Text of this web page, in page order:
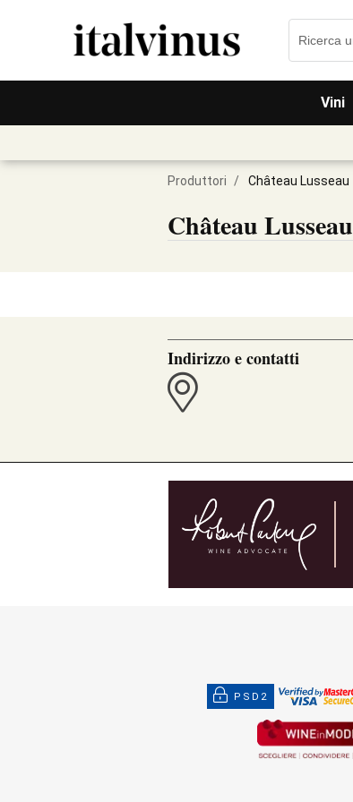
Vini
Produttori / Château Lusseau
Château Lusseau
Indirizzo e contatti
PSD2